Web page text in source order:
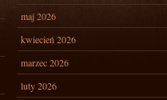
maj 2026
kwiecień 2026
marzec 2026
luty 2026